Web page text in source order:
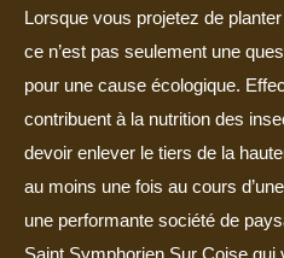
Lorsque vous projetez de
ce n’est pas seulement une
pour une cause écologique.
contribuent à la nutrition des
devoir enlever le tiers de la
au moins une fois au cours
une performante société de